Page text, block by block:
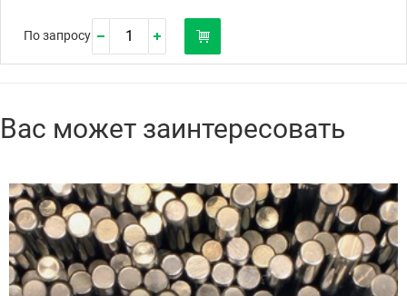
По запросу
Вас может заинтересовать